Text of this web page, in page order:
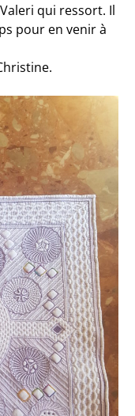
qui ressort. Il
pour en venir à